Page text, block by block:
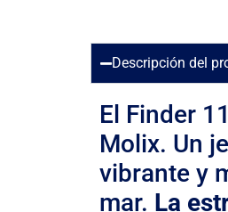
Descripción del
El Finder
Molix. Un
vibrante y
mar. La